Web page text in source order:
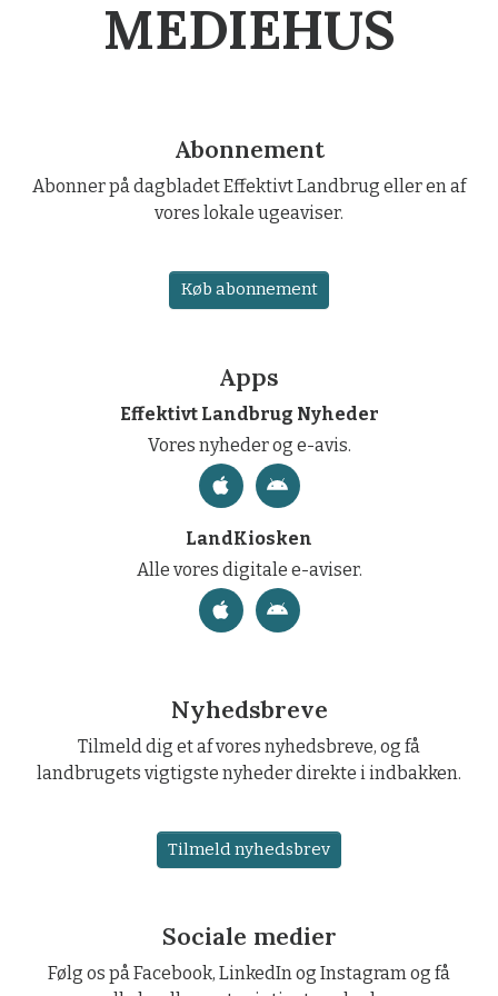
MEDIEHUS
Abonnement
Abonner på dagbladet Effektivt Landbrug eller en af
vores lokale ugeaviser.
Køb abonnement
Apps
Effektivt Landbrug Nyheder
Vores nyheder og e-avis.
LandKiosken
Alle vores digitale e-aviser.
Nyhedsbreve
Tilmeld dig et af vores nyhedsbreve, og få
landbrugets vigtigste nyheder direkte i indbakken.
Tilmeld nyhedsbrev
Sociale medier
Følg os på Facebook, LinkedIn og Instagram og få